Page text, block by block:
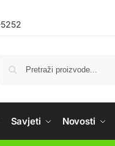
Savjeti Novosti